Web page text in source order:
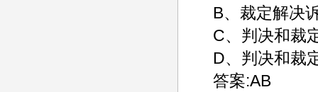
B、裁定解决
C、判决和裁
D、判决和裁
答案:AB